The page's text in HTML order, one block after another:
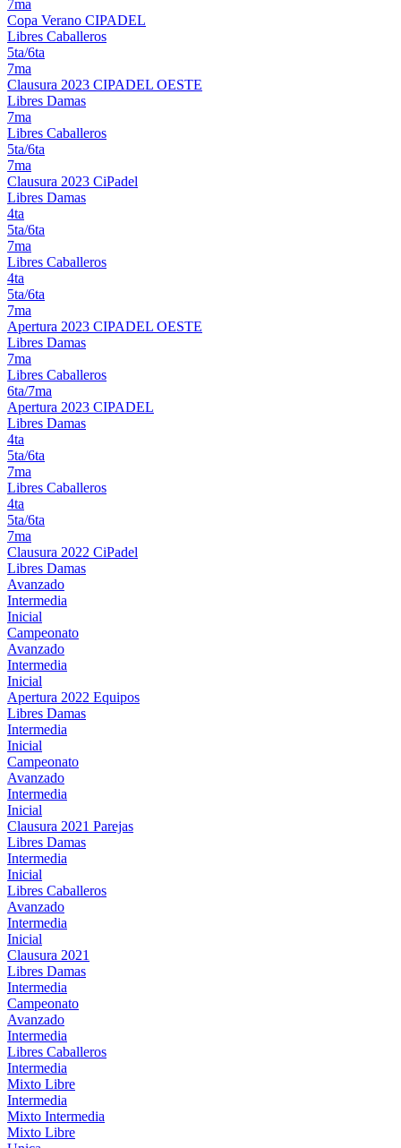
7ma
Copa Verano CIPADEL
Libres Caballeros
5ta/6ta
7ma
Clausura 2023 CIPADEL OESTE
Libres Damas
7ma
Libres Caballeros
5ta/6ta
7ma
Clausura 2023 CiPadel
Libres Damas
4ta
5ta/6ta
7ma
Libres Caballeros
4ta
5ta/6ta
7ma
Apertura 2023 CIPADEL OESTE
Libres Damas
7ma
Libres Caballeros
6ta/7ma
Apertura 2023 CIPADEL
Libres Damas
4ta
5ta/6ta
7ma
Libres Caballeros
4ta
5ta/6ta
7ma
Clausura 2022 CiPadel
Libres Damas
Avanzado
Intermedia
Inicial
Campeonato
Avanzado
Intermedia
Inicial
Apertura 2022 Equipos
Libres Damas
Intermedia
Inicial
Campeonato
Avanzado
Intermedia
Inicial
Clausura 2021 Parejas
Libres Damas
Intermedia
Inicial
Libres Caballeros
Avanzado
Intermedia
Inicial
Clausura 2021
Libres Damas
Intermedia
Campeonato
Avanzado
Intermedia
Libres Caballeros
Intermedia
Mixto Libre
Intermedia
Mixto Intermedia
Mixto Libre